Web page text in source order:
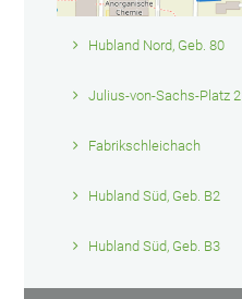
Hubland Nord, Geb. 80
Julius-von-Sachs-Platz 2
Fabrikschleichach
Hubland Süd, Geb. B2
Hubland Süd, Geb. B3